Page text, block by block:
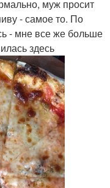
муж просит
- самое то. По
- мне все же больше
здесь